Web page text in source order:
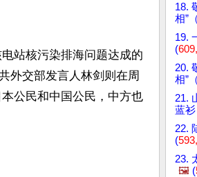
站核污染排海问题达成的
外交部发言人林剑则在周
公民和中国公民，中方也
18.
相”
19.
(
20.
相”
21.
蓝衫
22.
(
23.
🖼️ (